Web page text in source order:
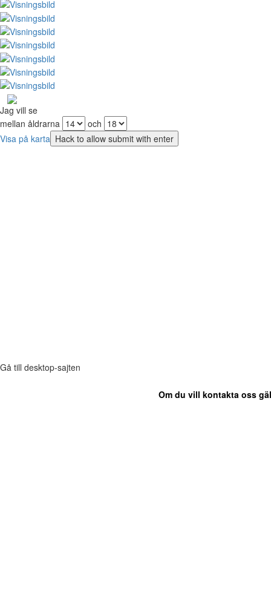
Jag vill se
mellan åldrarna
och
Visa på karta
Gå till desktop-sajten
Om du vill kontakta oss